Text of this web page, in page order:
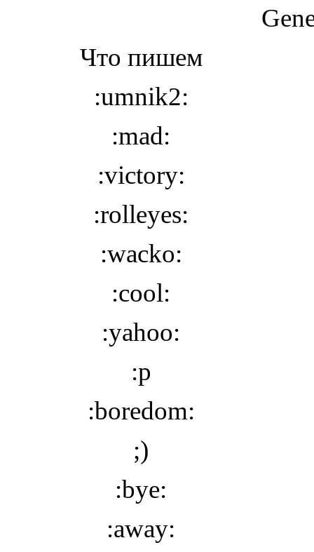
Что пишем
:umnik2:
:mad:
:victory:
:rolleyes:
:wacko:
:cool:
:yahoo:
:p
:boredom:
;)
:bye:
:away: